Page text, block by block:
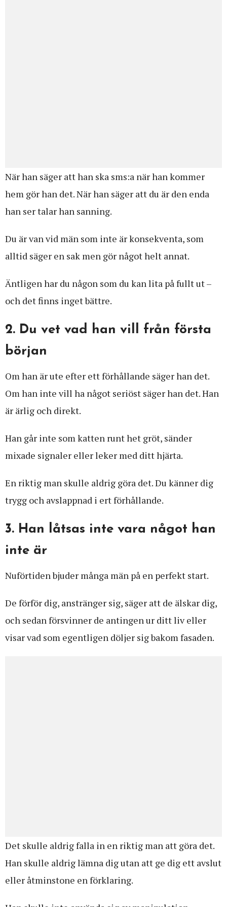
När han säger att han ska sms:a när han kommer
hem gör han det. När han säger att du är den enda
han ser talar han sanning.
Du är van vid män som inte är konsekventa, som
alltid säger en sak men gör något helt annat.
Äntligen har du någon som du kan lita på fullt ut –
och det finns inget bättre.
2. Du vet vad han vill från första
början
Om han är ute efter ett förhållande säger han det.
Om han inte vill ha något seriöst säger han det. Han
är ärlig och direkt.
Han går inte som katten runt het gröt, sänder
mixade signaler eller leker med ditt hjärta.
En riktig man skulle aldrig göra det. Du känner dig
trygg och avslappnad i ert förhållande.
3. Han låtsas inte vara något han
inte är
Nuförtiden bjuder många män på en perfekt start.
De förför dig, anstränger sig, säger att de älskar dig,
och sedan försvinner de antingen ur ditt liv eller
visar vad som egentligen döljer sig bakom fasaden.
Det skulle aldrig falla in en riktig man att göra det.
Han skulle aldrig lämna dig utan att ge dig ett avslut
eller åtminstone en förklaring.